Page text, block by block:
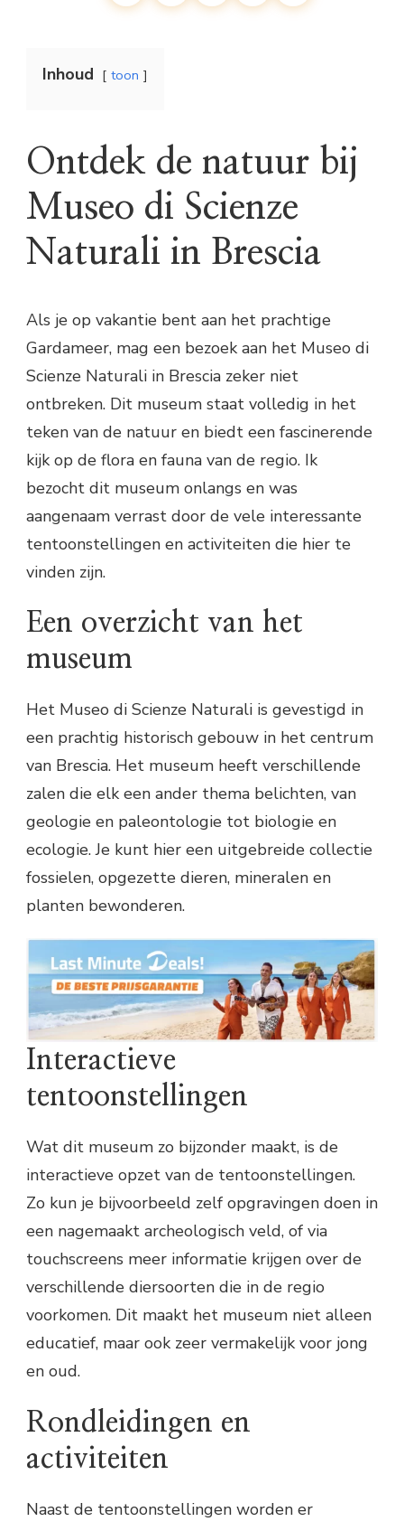
Inhoud toon
Ontdek de natuur bij
Museo di Scienze
Naturali in Brescia
Als je op vakantie bent aan het prachtige
Gardameer, mag een bezoek aan het Museo di
Scienze Naturali in Brescia zeker niet
ontbreken. Dit museum staat volledig in het
teken van de natuur en biedt een fascinerende
kijk op de flora en fauna van de regio. Ik
bezocht dit museum onlangs en was
aangenaam verrast door de vele interessante
tentoonstellingen en activiteiten die hier te
vinden zijn.
Een overzicht van het
museum
Het Museo di Scienze Naturali is gevestigd in
een prachtig historisch gebouw in het centrum
van Brescia. Het museum heeft verschillende
zalen die elk een ander thema belichten, van
geologie en paleontologie tot biologie en
ecologie. Je kunt hier een uitgebreide collectie
fossielen, opgezette dieren, mineralen en
planten bewonderen.
Interactieve
tentoonstellingen
Wat dit museum zo bijzonder maakt, is de
interactieve opzet van de tentoonstellingen.
Zo kun je bijvoorbeeld zelf opgravingen doen in
een nagemaakt archeologisch veld, of via
touchscreens meer informatie krijgen over de
verschillende diersoorten die in de regio
voorkomen. Dit maakt het museum niet alleen
educatief, maar ook zeer vermakelijk voor jong
en oud.
Rondleidingen en
activiteiten
Naast de tentoonstellingen worden er